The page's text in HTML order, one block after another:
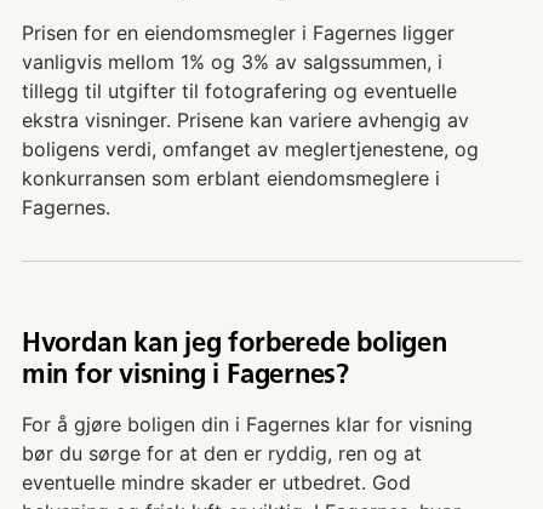
Prisen for en eiendomsmegler i Fagernes ligger
vanligvis mellom 1% og 3% av salgssummen, i
tillegg til utgifter til fotografering og eventuelle
ekstra visninger. Prisene kan variere avhengig av
boligens verdi, omfanget av meglertjenestene, og
konkurransen som erblant eiendomsmeglere i
Fagernes.
Hvordan kan jeg forberede boligen
min for visning i Fagernes?
For å gjøre boligen din i Fagernes klar for visning
bør du sørge for at den er ryddig, ren og at
eventuelle mindre skader er utbedret. God